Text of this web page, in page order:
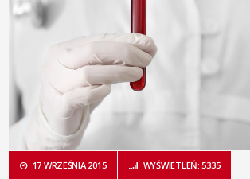
17 WRZEŚNIA 2015 WYŚWIETLEŃ: 5335